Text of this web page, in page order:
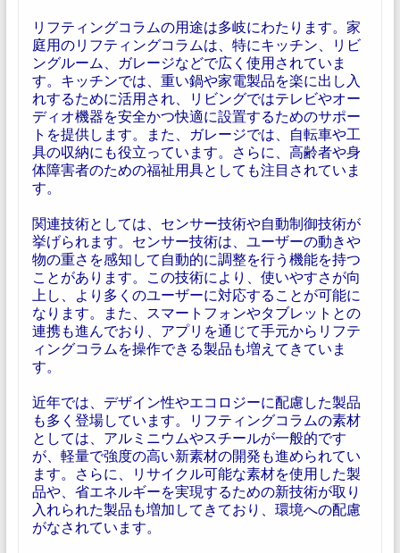
リフティングコラムの用途は多岐にわたります。家
庭用のリフティングコラムは、特にキッチン、リビ
ングルーム、ガレージなどで広く使用されていま
す。キッチンでは、重い鍋や家電製品を楽に出し入
れするために活用され、リビングではテレビやオー
ディオ機器を安全かつ快適に設置するためのサポー
トを提供します。また、ガレージでは、自転車や工
具の収納にも役立っています。さらに、高齢者や身
体障害者のための福祉用具としても注目されていま
す。
関連技術としては、センサー技術や自動制御技術が
挙げられます。センサー技術は、ユーザーの動きや
物の重さを感知して自動的に調整を行う機能を持つ
ことがあります。この技術により、使いやすさが向
上し、より多くのユーザーに対応することが可能に
なります。また、スマートフォンやタブレットとの
連携も進んでおり、アプリを通じて手元からリフテ
ィングコラムを操作できる製品も増えてきていま
す。
近年では、デザイン性やエコロジーに配慮した製品
も多く登場しています。リフティングコラムの素材
としては、アルミニウムやスチールが一般的です
が、軽量で強度の高い新素材の開発も進められてい
ます。さらに、リサイクル可能な素材を使用した製
品や、省エネルギーを実現するための新技術が取り
入れられた製品も増加してきており、環境への配慮
がなされています。